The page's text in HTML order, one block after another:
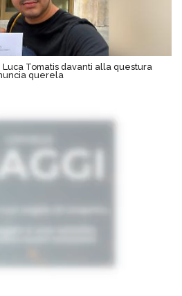
Tomatis davanti alla questura
querela